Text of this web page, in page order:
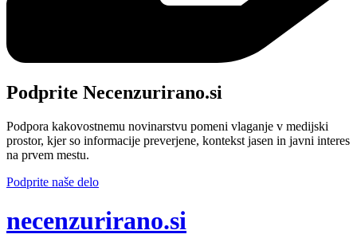
Podprite Necenzurirano.si
Podpora kakovostnemu novinarstvu pomeni vlaganje v medijski
prostor, kjer so informacije preverjene, kontekst jasen in javni interes
na prvem mestu.
Podprite naše delo
necenzurirano.si